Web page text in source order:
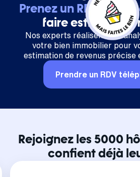
Prenez un RDV
faire estimer vos
Nos experts réalisent une
votre bien immobilier pour
estimation de revenus précise
Prendre un RDV
Rejoignez les 5000
confient déjà